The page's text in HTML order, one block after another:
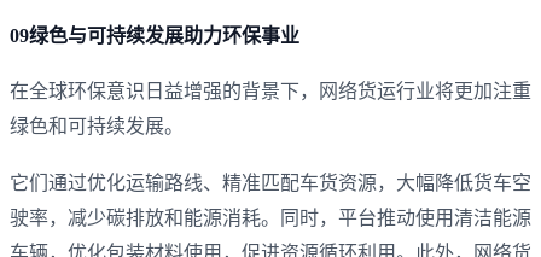
09绿色与可持续发展助力环保事业
在全球环保意识日益增强的背景下，网络货运行业将更加注重
绿色和可持续发展。
‌它们通过优化运输路线、‌精准匹配车货资源，‌大幅降低货车空
驶率，‌减少碳排放和能源消耗。‌同时，‌平台推动使用清洁能源
车辆，‌优化包装材料使用，‌促进资源循环利用。‌此外，‌网络货